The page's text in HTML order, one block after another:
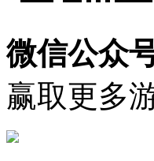
微信公众
赢取更多